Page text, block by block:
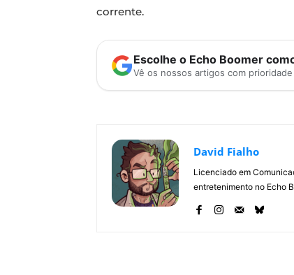
corrente.
Escolhe o Echo Boomer
Vê os nossos artigos com
David Fialho
Licenciado em
entretenimento no Echo